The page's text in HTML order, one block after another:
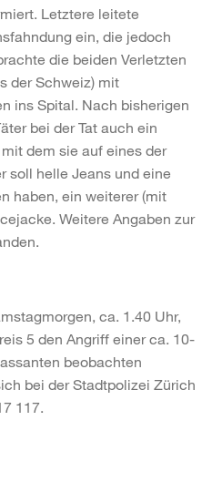
Letztere leitete
ein, die jedoch
die beiden Verletzten
der Schweiz) mit
ins Spital. Nach bisherigen
bei der Tat auch ein
dem sie auf eines der
soll helle Jeans und eine
haben, ein weiterer (mit
Weitere Angaben zur
ca. 1.40 Uhr,
5 den Angriff einer ca. 10-
beobachten
bei der Stadtpolizei Zürich
117.